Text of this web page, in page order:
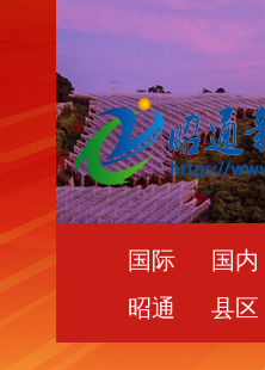
国际 国内
昭通
县区